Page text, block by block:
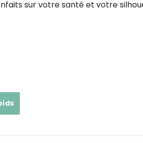
sur votre santé et votre